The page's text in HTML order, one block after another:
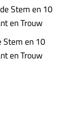
Stem en 10
en Trouw
Stem en 10
en Trouw